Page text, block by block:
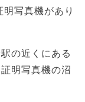
写真機があり
の近くにある
明写真機の沼